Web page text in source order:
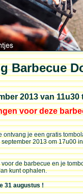
Barbecue
2013 van 11u30
voor deze
ontvang je een gratis
2013 om 17u00
de barbecue en je
kunt ophalen.
31 augustus !